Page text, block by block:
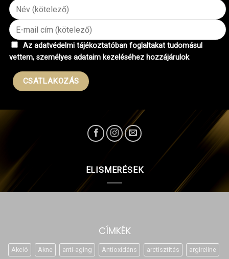
Az adatvédelmi tájékoztatóban foglaltakat tudomásul
vettem, személyes adataim kezeléséhez hozzájárulok
ELISMERÉSEK
CÍMKÉK
Akció Akne anti-aging Antioxidáns arctisztítás argireline